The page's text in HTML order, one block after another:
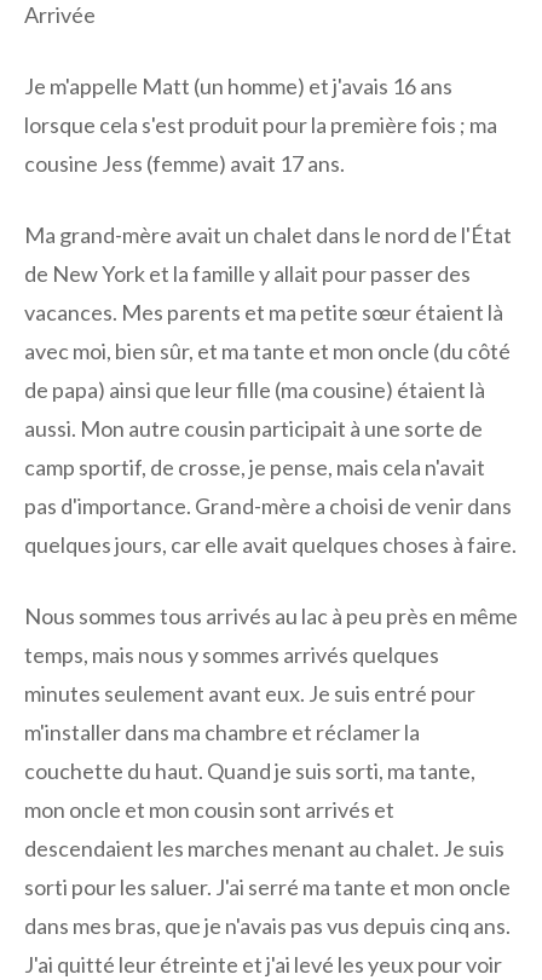
Arrivée
Je m'appelle Matt (un homme) et j'avais 16 ans
lorsque cela s'est produit pour la première fois ; ma
cousine Jess (femme) avait 17 ans.
Ma grand-mère avait un chalet dans le nord de l'État
de New York et la famille y allait pour passer des
vacances. Mes parents et ma petite sœur étaient là
avec moi, bien sûr, et ma tante et mon oncle (du côté
de papa) ainsi que leur fille (ma cousine) étaient là
aussi. Mon autre cousin participait à une sorte de
camp sportif, de crosse, je pense, mais cela n'avait
pas d'importance. Grand-mère a choisi de venir dans
quelques jours, car elle avait quelques choses à faire.
Nous sommes tous arrivés au lac à peu près en même
temps, mais nous y sommes arrivés quelques
minutes seulement avant eux. Je suis entré pour
m'installer dans ma chambre et réclamer la
couchette du haut. Quand je suis sorti, ma tante,
mon oncle et mon cousin sont arrivés et
descendaient les marches menant au chalet. Je suis
sorti pour les saluer. J'ai serré ma tante et mon oncle
dans mes bras, que je n'avais pas vus depuis cinq ans.
J'ai quitté leur étreinte et j'ai levé les yeux pour voir